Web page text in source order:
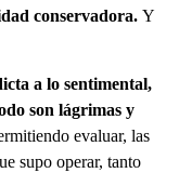
conservadora. Y
a lo sentimental,
son lágrimas y
evaluar, las
supo operar, tanto